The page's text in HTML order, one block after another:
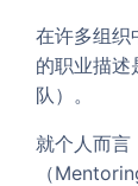
在许多组织
的职业描
队）。
就个人而言
（